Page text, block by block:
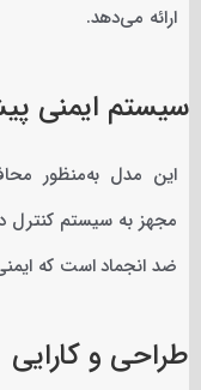
ارائه می‌دهد.
سیستم ایمنی
این مدل به‌منظور
مجهز به سیستم کنترل
ضد انجماد است که
طراحی و کارایی